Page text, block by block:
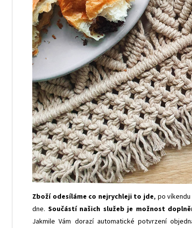
Zboží odesíláme co nejrychleji to jde, po
dne. Součástí našich služeb je možnost
Jakmile Vám dorazí automatické potvrzení